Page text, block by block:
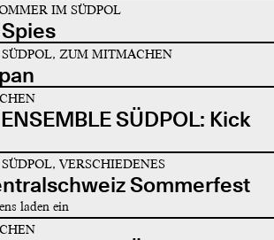
IM SÜDPOL
ZUM MITMACHEN
SÜDPOL: Kick
VERSCHIEDENES
Sommerfest
laden ein